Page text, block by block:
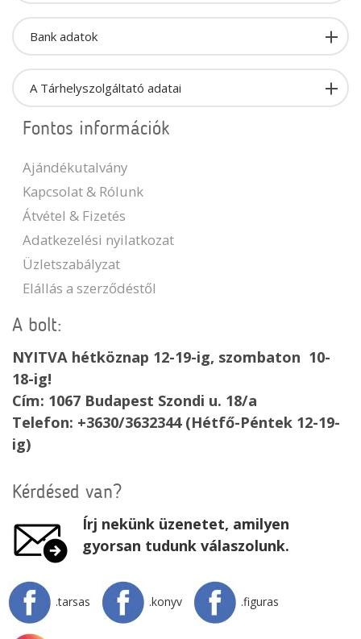
Bank adatok
A Tárhelyszolgáltató adatai
Fontos információk
Ajándékutalvány
Kapcsolat & Rólunk
Átvétel & Fizetés
Adatkezelési nyilatkozat
Üzletszabályzat
Elállás a szerződéstől
A bolt:
NYITVA hétköznap 12-19-ig, szombaton 10-
18-ig!
Cím: 1067 Budapest Szondi u. 18/a
Telefon: +3630/3632344 (Hétfő-Péntek 12-19-
ig)
Kérdésed van?
Írj nekünk üzenetet, amilyen
gyorsan tudunk válaszolunk.
.tarsas .konyv .figuras